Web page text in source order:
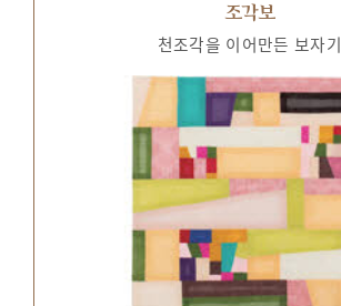
조각보
천조각을 이어만든 보자기